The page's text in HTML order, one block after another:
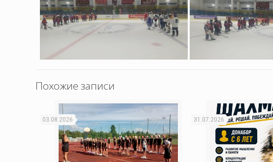
Похожие записи
03.08.2026 31.07.2026